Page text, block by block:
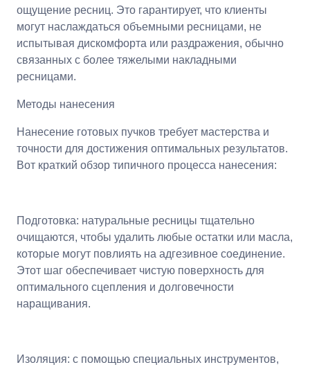
ощущение ресниц. Это гарантирует, что клиенты
могут наслаждаться объемными ресницами, не
испытывая дискомфорта или раздражения, обычно
связанных с более тяжелыми накладными
ресницами.
Методы нанесения
Нанесение готовых пучков требует мастерства и
точности для достижения оптимальных результатов.
Вот краткий обзор типичного процесса нанесения:
Подготовка: натуральные ресницы тщательно
очищаются, чтобы удалить любые остатки или масла,
которые могут повлиять на адгезивное соединение.
Этот шаг обеспечивает чистую поверхность для
оптимального сцепления и долговечности
наращивания.
Изоляция: с помощью специальных инструментов,